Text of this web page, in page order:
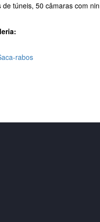
túneis, 50 câmaras com
rabos